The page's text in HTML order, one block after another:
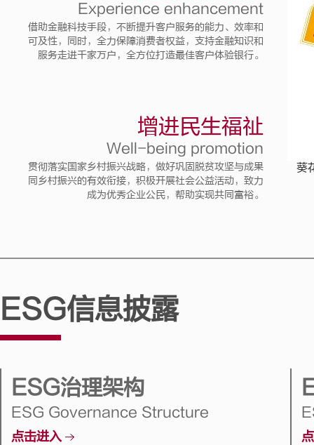
Experience enhancement
借助金融科技手段，不断提升客户服务的能力、效率和
可及性，同时，全力保障消费者权益，支持金融知识和
服务走进千家万户，全方位打造最佳客户体验银行。
增进民生福祉
Well-being promotion
贯彻落实国家乡村振兴战略，做好巩固脱贫攻坚与成果
同乡村振兴的有效衔接，积极开展社会公益活动，致力
成为优秀企业公民，帮助实现共同富裕。
葵
ESG信息披露
ESG治理架构
ESG Governance Structure
点击进入